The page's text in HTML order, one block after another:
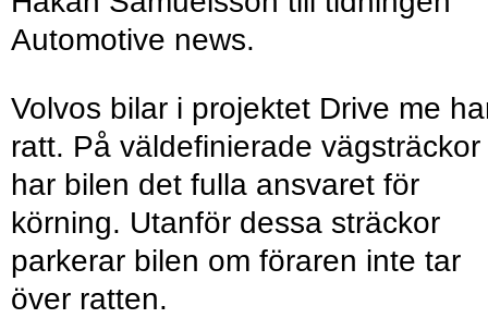
Automotive news.
Volvos bilar i projektet Drive me
ratt. På väldefinierade vägsträckor
har bilen det fulla ansvaret för
körning. Utanför dessa sträckor
parkerar bilen om föraren inte tar
över ratten.